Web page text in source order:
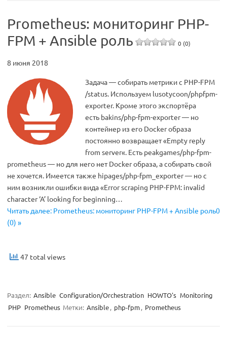
Prometheus: мониторинг PHP-
FPM + Ansible роль
0 (0)
8 июня 2018
Задача — собирать метрики с PHP-FPM
/status. Используем lusotycoon/phpfpm-
exporter. Кроме этого экспортёра
есть bakins/php-fpm-exporter — но
контейнер из его Docker образа
постоянно возвращает «Empty reply
from server«. Есть peakgames/php-fpm-
prometheus — но для него нет Docker образа, а собирать свой
не хочется. Имеется также hipages/php-fpm_exporter — но с
ним возникли ошибки вида «Error scraping PHP-FPM: invalid
character ‘A’ looking for beginning…
Читать далее: Prometheus: мониторинг PHP-FPM + Ansible роль0
(0) »
47 total views
Раздел: Ansible Configuration/Orchestration HOWTO's Monitoring
PHP Prometheus Метки: Ansible, php-fpm, Prometheus